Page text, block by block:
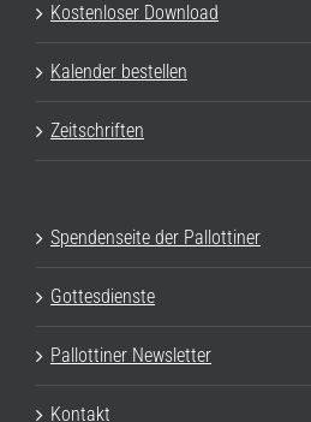
Kostenloser Download
Kalender bestellen
Zeitschriften
Spendenseite der Pallottiner
Gottesdienste
Pallottiner Newsletter
Kontakt